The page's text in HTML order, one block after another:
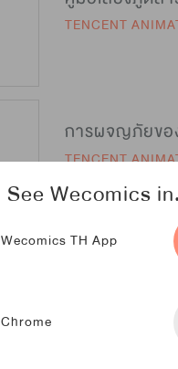
See Wecomics
Wecomics TH App
Chrome
TENCENT
การผจญภัยขอ
TENCENT
สู้สู่ฝัน เชฟชั้น